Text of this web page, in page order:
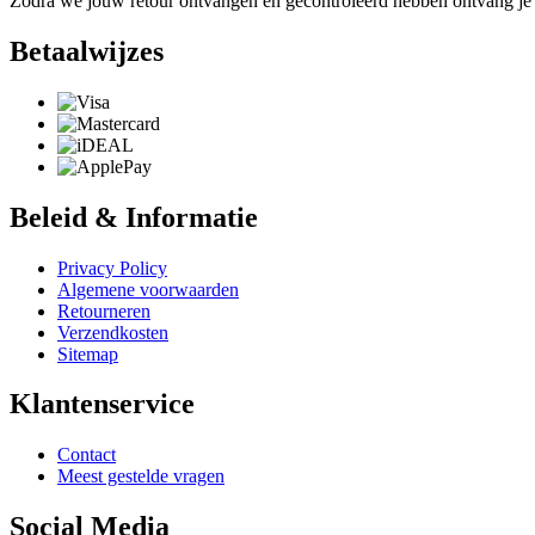
Betaalwijzes
Beleid & Informatie
Privacy Policy
Algemene voorwaarden
Retourneren
Verzendkosten
Sitemap
Klantenservice
Contact
Meest gestelde vragen
Social Media